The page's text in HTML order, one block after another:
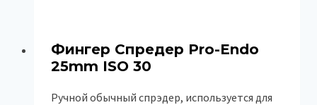
Фингер Спредер Pro-Endo
25mm ISO 30
Ручной обычный спрэдер, используется для